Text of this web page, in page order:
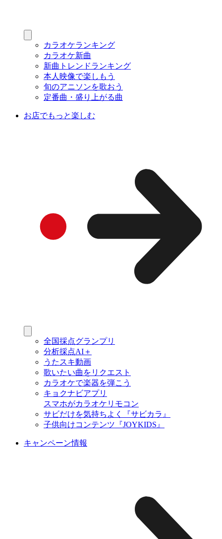
カラオケランキング
カラオケ新曲
新曲トレンドランキング
本人映像で楽しもう
旬のアニソンを歌おう
定番曲・盛り上がる曲
お店でもっと楽しむ
全国採点グランプリ
分析採点AI＋
うたスキ動画
歌いたい曲をリクエスト
カラオケで楽器を弾こう
キョクナビアプリ
スマホがカラオケリモコン
サビだけを気持ちよく『サビカラ』
子供向けコンテンツ『JOYKIDS』
キャンペーン情報